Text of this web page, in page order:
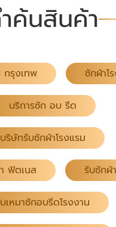
เรา โทร : 083-049-6819 Facebook คลิก
ค้นสินค้า
กรุงเทพ ซักผ้าโ
บริการซัก อบ รีด
บริษัทรับซักผ้าโรงแรม
ฟิตเนส รับซักผ้
เหมาซักอบรีดโรงงาน